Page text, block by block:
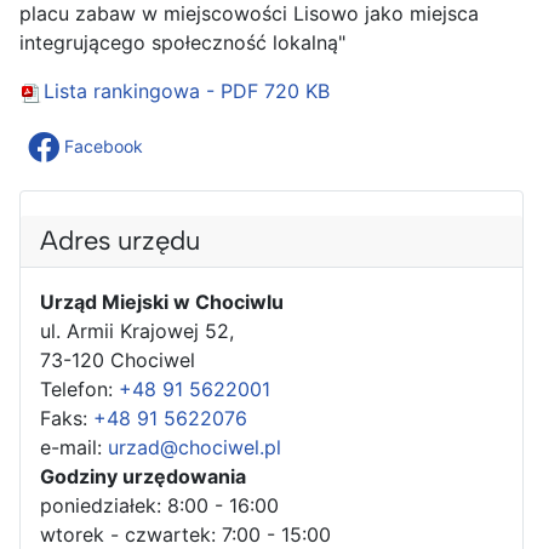
placu zabaw w miejscowości Lisowo jako miejsca
integrującego społeczność lokalną"
Lista rankingowa - PDF 720 KB
Facebook
Adres urzędu
Urząd Miejski w Chociwlu
ul. Armii Krajowej 52,
73-120 Chociwel
Telefon: +48 91 5622001
Faks: +48 91 5622076
e-mail: urzad@chociwel.pl
Godziny urzędowania
poniedziałek: 8:00 - 16:00
wtorek - czwartek: 7:00 - 15:00